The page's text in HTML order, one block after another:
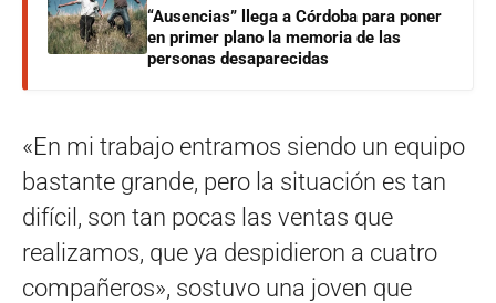
“Ausencias” llega a Córdoba para poner
en primer plano la memoria de las
personas desaparecidas
«En mi trabajo entramos siendo un equipo
bastante grande, pero la situación es tan
difícil, son tan pocas las ventas que
realizamos, que ya despidieron a cuatro
compañeros», sostuvo una joven que